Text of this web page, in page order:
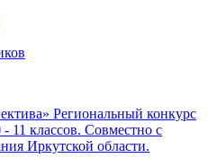
Региональный конкурс
11 классов. Совместно с
Иркутской области.